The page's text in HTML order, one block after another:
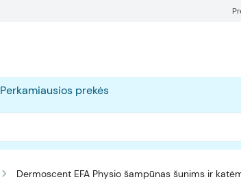
Perkamiausios prekės
Dermoscent EFA Physio šampūnas šunims ir